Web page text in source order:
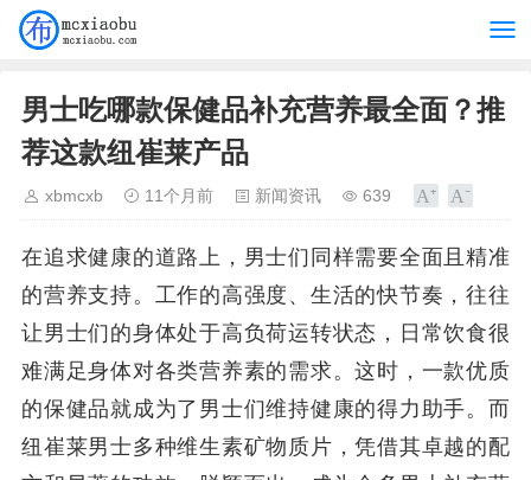
男士吃哪款保健品补充营养最全面？推
荐这款纽崔莱产品
xbmcxb 11个月前 新闻资讯 639
在追求健康的道路上，男士们同样需要全面且精准
的营养支持。工作的高强度、生活的快节奏，往往
让男士们的身体处于高负荷运转状态，日常饮食很
难满足身体对各类营养素的需求。这时，一款优质
的保健品就成为了男士们维持健康的得力助手。而
纽崔莱男士多种维生素矿物质片，凭借其卓越的配